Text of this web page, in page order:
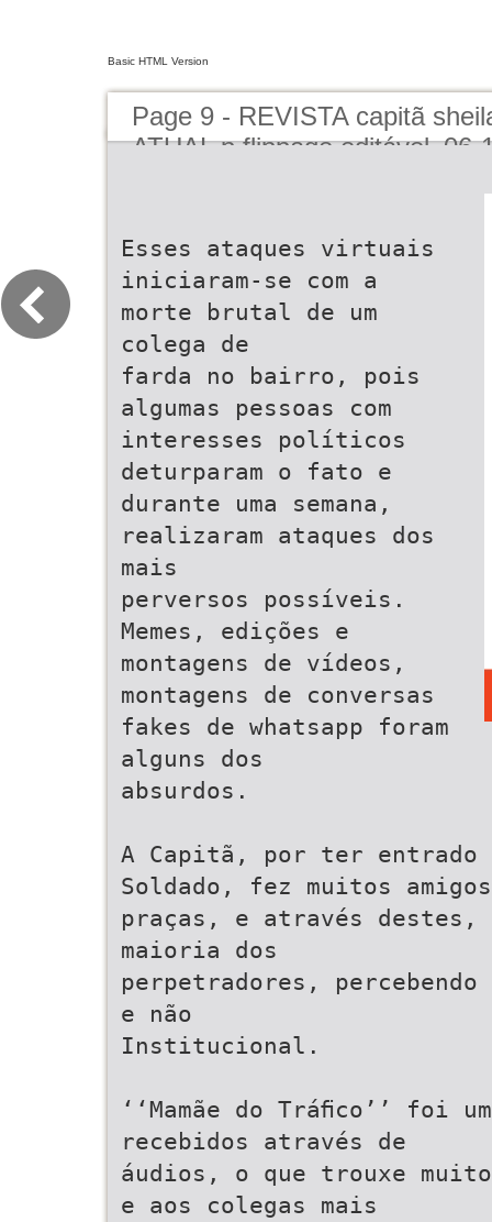
Basic HTML Version
Page 9 - REVISTA capitã
ATUAL p flippage editável_06-
Esses ataques virtuais
iniciaram-se com a
morte brutal de um
colega de
farda no bairro, pois
algumas pessoas com
interesses políticos
deturparam o fato e
durante uma semana,
realizaram ataques dos
mais
perversos possíveis.
Memes, edições e
montagens de vídeos,
montagens de conversas
fakes de whatsapp foram
alguns dos
absurdos.
A Capitã, por ter entrado
Soldado, fez muitos amigos
praças, e através destes,
maioria dos
perpetradores,
e não
Institucional.
‘‘Mamãe do Tráﬁco’’
recebidos através de
áudios, o que trouxe
e aos colegas mais